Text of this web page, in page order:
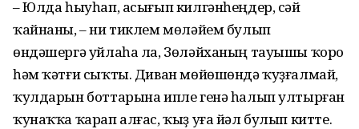
– Юлда һыуһап, асығып килгәнһеңдер, сәй
ҡайнаны, – ни тиклем мөләйем булып
өндәшергә уйлаһа ла, Зөләйханың тауышы ҡоро
һәм ҡәтғи сыҡты. Диван мөйөшөндә ҡуҙғалмай,
ҡулдарын боттарына ипле генә һалып ултырған
ҡунаҡҡа ҡарап алғас, ҡыҙ уға йәл булып китте.